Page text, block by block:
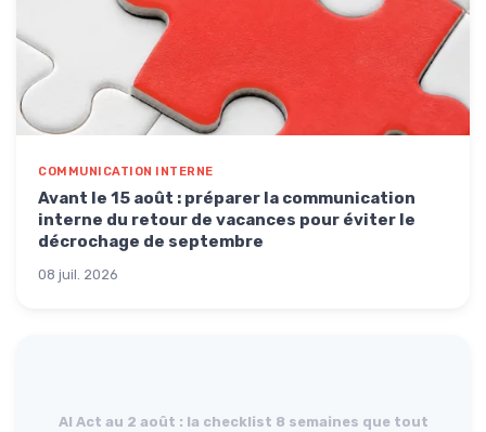
COMMUNICATION INTERNE
Avant le 15 août : préparer la communication
interne du retour de vacances pour éviter le
décrochage de septembre
08 juil. 2026
AI Act au 2 août : la checklist 8 semaines que tout